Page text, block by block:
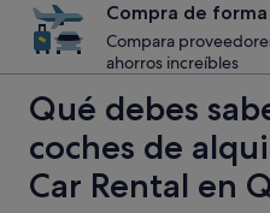
Compra de
Compara
ahorros increíbles
Qué debes
coches de
Car Rental en